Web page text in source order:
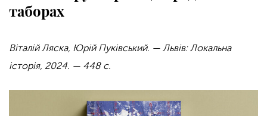
таборах
Віталій Ляска, Юрій Пуківський. — Львів: Локальна
історія, 2024. — 448 с.